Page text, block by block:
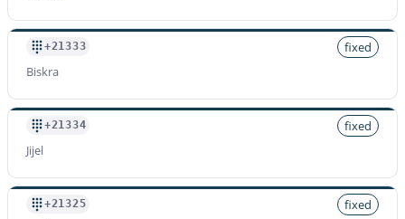
+21333
fixed
Biskra
+21334
fixed
Jijel
+21325
fixed